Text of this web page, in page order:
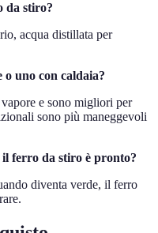
da stiro?
acqua distillata per
uno con caldaia?
e sono migliori per
sono più maneggevoli
il ferro da stiro è pronto?
diventa verde, il ferro